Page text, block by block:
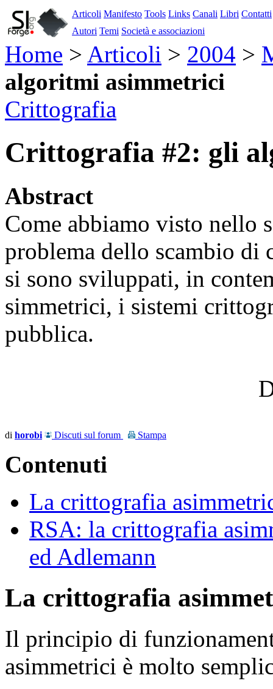
Articoli Manifesto Tools Links Canali Libri Contatti
Autori Temi Società e associazioni
Home > Articoli > 2004 >
algoritmi asimmetrici
Crittografia
Crittografia #2: gli
Abstract
Come abbiamo visto nello
problema dello scambio di
si sono sviluppati, in
simmetrici, i sistemi
pubblica.
di horobi Discuti sul forum Stampa
Contenuti
La crittografia
RSA: la crittografia
ed Adlemann
La crittografia
Il principio di
asimmetrici è molto